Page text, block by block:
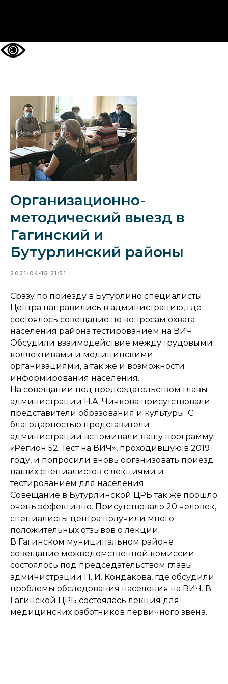
Организационно-
методический выезд в
Гагинский и
Бутурлинский районы
2021-04-15 21:51
Сразу по приезду в Бутурлино специалисты
Центра направились в администрацию, где
состоялось совещание по вопросам охвата
населения района тестированием на ВИЧ.
Обсудили взаимодействие между трудовыми
коллективами и медицинскими
организациями, а так же и возможности
информирования населения.
На совещании под председательством главы
администрации Н.А. Чичкова присутствовали
представители образования и культуры. С
благодарностью представители
администрации вспоминали нашу программу
«Регион 52: Тест на ВИЧ», проходившую в 2019
году, и попросили вновь организовать приезд
наших специалистов с лекциями и
тестированием для населения.
Совещание в Бутурлинской ЦРБ так же прошло
очень эффективно. Присутствовало 20 человек,
специалисты центра получили много
положительных отзывов о лекции.
В Гагинском муниципальном районе
совещание межведомственной комиссии
состоялось под председательством главы
администрации П. И. Кондакова, где обсудили
проблемы обследования населения на ВИЧ. В
Гагинской ЦРБ состоялась лекция для
медицинских работников первичного звена.